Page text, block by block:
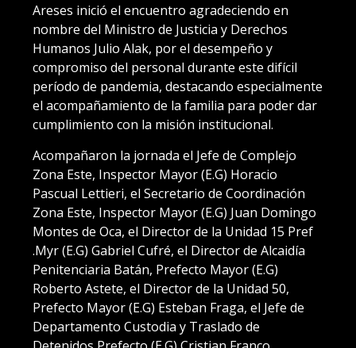
Areses inició el encuentro agradeciendo en
nombre del Ministro de Justicia y Derechos
Humanos Julio Alak, por el desempeño y
compromiso del personal durante este difícil
período de pandemia, destacando especialmente
el acompañamiento de la familia para poder dar
cumplimiento con la misión institucional.
Acompañaron la jornada el Jefe de Complejo
Zona Este, Inspector Mayor (E.G) Horacio
Pascual Lettieri, el Secretario de Coordinación
Zona Este, Inspector Mayor (E.G) Juan Domingo
Montes de Oca, el Director de la Unidad 15 Pref
.Myr (E.G) Gabriel Cufré, el Director de Alcaidía
Penitenciaria Batán, Prefecto Mayor (E.G)
Roberto Astete, el Director de la Unidad 50,
Prefecto Mayor (E.G) Esteban Fraga, el Jefe de
Departamento Custodia y Traslado de